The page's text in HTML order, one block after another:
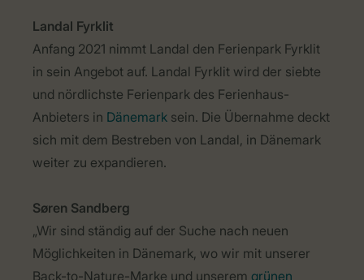
Landal Fyrklit
Anfang 2021 nimmt Landal den Ferienpark Fyrklit
in sein Angebot auf. Landal Fyrklit wird der siebte
und nördlichste Ferienpark des Ferienhaus-
Anbieters in Dänemark sein. Die Übernahme deckt
sich mit dem Bestreben von Landal, in Dänemark
weiter zu expandieren.
Søren Sandberg
„Wir sind ständig auf der Suche nach neuen
Möglichkeiten in Dänemark, wo wir mit unserer
Back-to-Nature-Marke und unserem grünen